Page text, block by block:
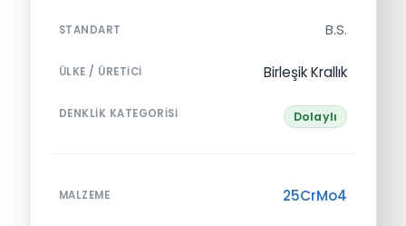
STANDART B.S.
ÜLKE / ÜRETICI Birleşik Krallık
DENKLIK KATEGORISI Dolaylı
MALZEME 25CrMo4